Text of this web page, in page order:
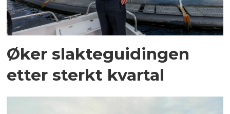
Øker slakteguidingen
etter sterkt kvartal